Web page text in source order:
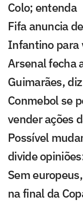
Colo; entenda
Fifa anuncia
Infantino para
Arsenal fecha
Guimarães,
Conmebol se
vender ações
Possível
divide
Sem
na final da